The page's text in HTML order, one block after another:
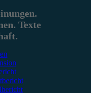
Texte